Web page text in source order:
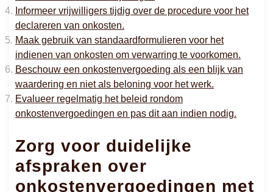
Informeer vrijwilligers tijdig over de procedure voor het
declareren van onkosten.
Maak gebruik van standaardformulieren voor het
indienen van onkosten om verwarring te voorkomen.
Beschouw een onkostenvergoeding als een blijk van
waardering en niet als beloning voor het werk.
Evalueer regelmatig het beleid rondom
onkostenvergoedingen en pas dit aan indien nodig.
Zorg voor duidelijke
afspraken over
onkostenvergoedingen met